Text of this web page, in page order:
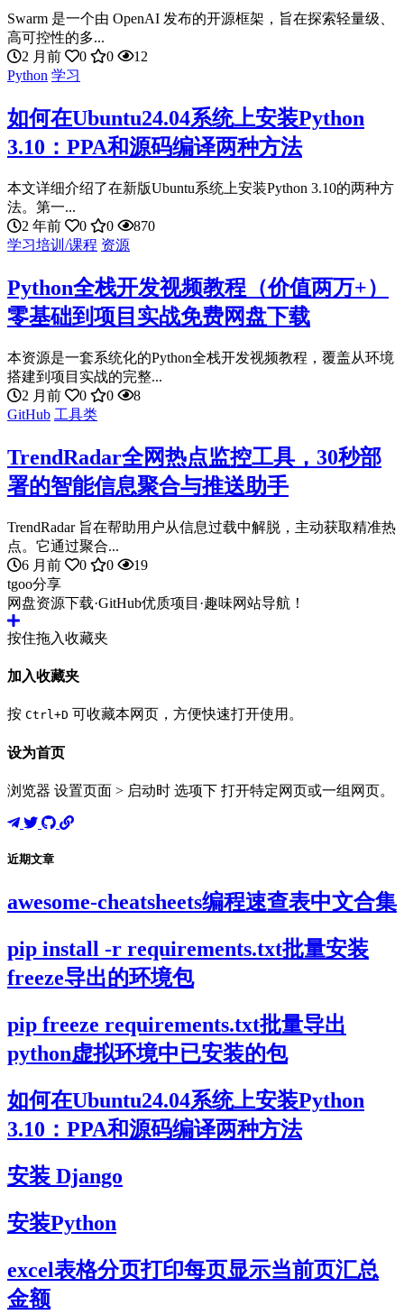
Swarm 是一个由 OpenAI 发布的开源框架，旨在探索轻量级、
高可控性的多...
2 月前
0 0
12
Python 学习
如何在Ubuntu24.04系统上安装Python
3.10：PPA和源码编译两种方法
本文详细介绍了在新版Ubuntu系统上安装Python 3.10的两种方
法。第一...
2 年前
0 0
870
学习培训/课程 资源
Python全栈开发视频教程（价值两万+）
零基础到项目实战免费网盘下载
本资源是一套系统化的Python全栈开发视频教程，覆盖从环境
搭建到项目实战的完整...
2 月前
0 0
8
GitHub 工具类
TrendRadar全网热点监控工具，30秒部
署的智能信息聚合与推送助手
TrendRadar 旨在帮助用户从信息过载中解脱，主动获取精准热
点。它通过聚合...
6 月前
0 0
19
tgoo分享
网盘资源下载·GitHub优质项目·趣味网站导航！
按住拖入收藏夹
加入收藏夹
按 Ctrl+D 可收藏本网页，方便快速打开使用。
设为首页
浏览器 设置页面 > 启动时 选项下 打开特定网页或一组网页。
近期文章
awesome-cheatsheets编程速查表中文合集
pip install -r requirements.txt批量安装
freeze导出的环境包
pip freeze requirements.txt批量导出
python虚拟环境中已安装的包
如何在Ubuntu24.04系统上安装Python
3.10：PPA和源码编译两种方法
安装 Django
安装Python
excel表格分页打印每页显示当前页汇总
金额